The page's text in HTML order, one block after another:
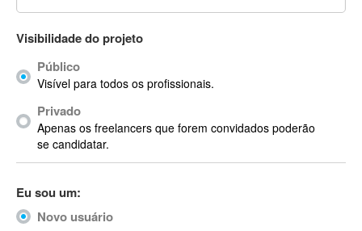
ACID Pro
ACPI
Acrobat X
ACT
Actian
Actimize
ActionScript 3
Active Directory
Visibilidade do projeto
Público
Visível para todos os profissionais.
Privado
Apenas os freelancers que forem convidados poderão
se candidatar.
Eu sou um:
Novo usuário